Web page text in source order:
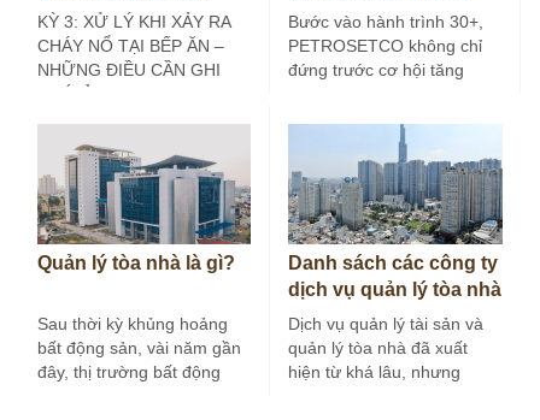
cháy tại bếp ăn công
nghiệp (Kỳ 3)
KỲ 3: XỬ LÝ KHI XẢY RA
CHÁY NỔ TẠI BẾP ĂN –
NHỮNG ĐIỀU CẦN GHI
30+
Bước vào hành trình 30+,
PETROSETCO không chỉ
đứng trước cơ hội tăng
Quản lý tòa nhà là gì?
Sau thời kỳ khủng hoảng
bất động sản, vài năm gần
đây, thị trường bất động
Danh sách các công ty
dịch vụ quản lý tòa nhà
tại Hà Nội
Dịch vụ quản lý tài sản và
quản lý tòa nhà đã xuất
hiện từ khá lâu, nhưng